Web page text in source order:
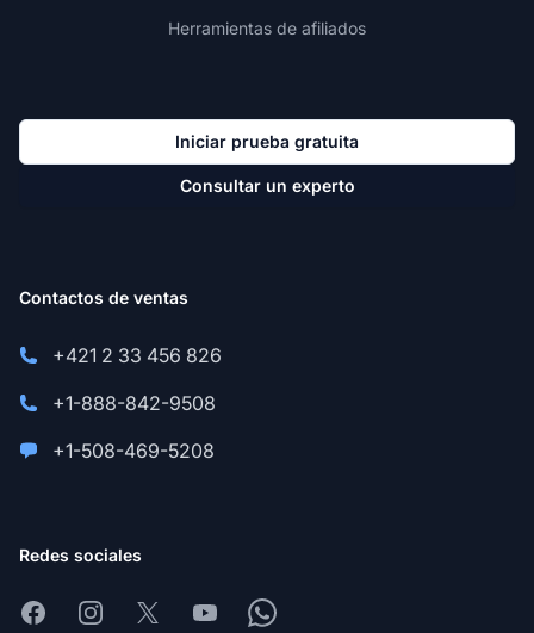
Herramientas de afiliados
Iniciar prueba gratuita
Consultar un experto
Contactos de ventas
+421 2 33 456 826
+1-888-842-9508
+1-508-469-5208
Redes sociales
FacebookInstagram
X YoutubeWhatsapp